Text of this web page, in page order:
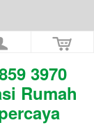
3970
Rumah